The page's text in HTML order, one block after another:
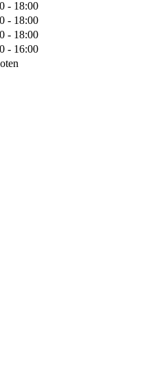
- 18:00
- 18:00
- 18:00
- 16:00